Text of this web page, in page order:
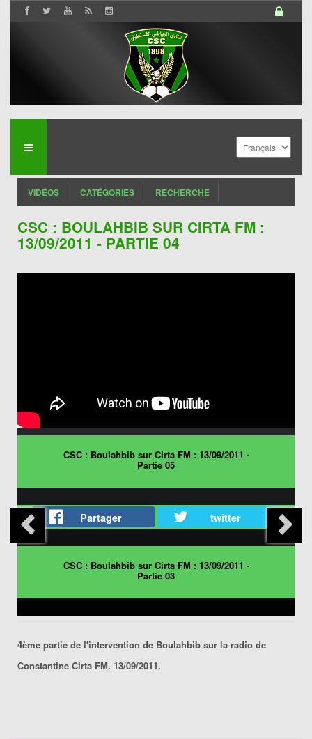
VIDÉOS CATÉGORIES RECHERCHE
CSC : BOULAHBIB SUR CIRTA FM :
13/09/2011 - PARTIE 04
CSC : Boulahbib sur Cirta FM : 13/09/2011 -
Partie 05
Partager twitter
CSC : Boulahbib sur Cirta FM : 13/09/2011 -
Partie 03
4ème partie de l'intervention de Boulahbib sur la radio de
Constantine Cirta FM. 13/09/2011.